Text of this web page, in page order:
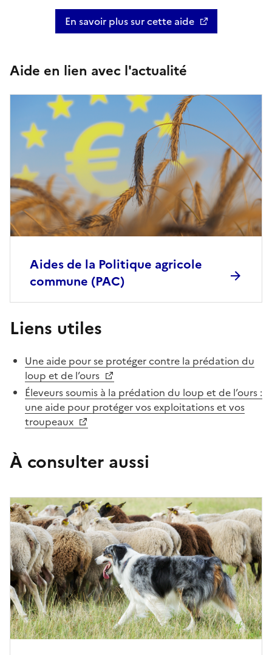
En savoir plus sur cette aide
Aide en lien avec l'actualité
Aides de la Politique agricole
commune (PAC)
Liens utiles
Une aide pour se protéger contre la prédation du
loup et de l’ours
Éleveurs soumis à la prédation du loup et de l’ours :
une aide pour protéger vos exploitations et vos
troupeaux
À consulter aussi